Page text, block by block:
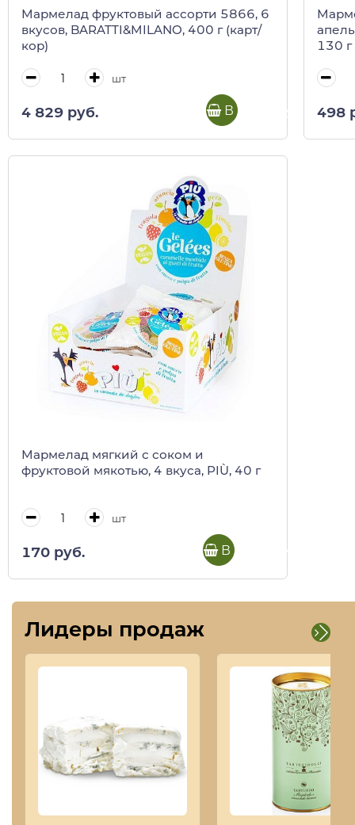
Мармелад фруктовый ассорти 5866, 6
вкусов, BARATTI&MILANO, 400 г (карт/
кор)
шт
4 829 руб. В корзину
130 г
498
Мармелад мягкий с соком и
фруктовой мякотью, 4 вкуса, PIÙ, 40 г
шт
170 руб. В корзину
Лидеры продаж